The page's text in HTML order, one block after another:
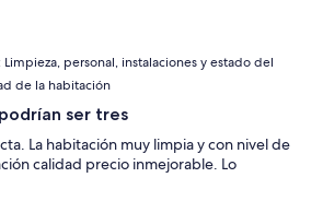
personal, instalaciones y estado del
de la habitación
ser tres
La habitación muy limpia y con nivel de
calidad precio inmejorable. Lo